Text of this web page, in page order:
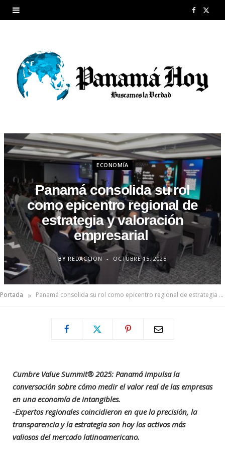
F
b
k e
ECONOMÍA
Panamá consolida su rol
como epicentro regional de
estrategia y valoración
empresarial
BY REDACCION OCTUBRE 15, 2025
Portada » Panamá consolida su rol como epicentro regional de estrategia y valoración empresarial
Cumbre Value Summit® 2025: Panamá impulsa la
conversación sobre cómo medir el valor real de las empresas
en una economía de intangibles.
-Expertos regionales coincidieron en que la precisión, la
transparencia y la estrategia son hoy los activos más
valiosos del mercado latinoamericano.